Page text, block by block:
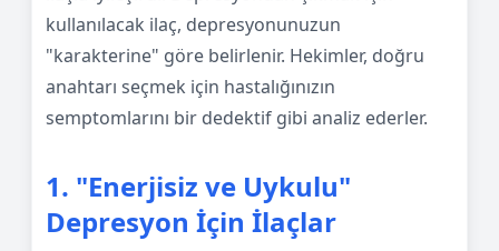
kullanılacak ilaç, depresyonunuzun
"karakterine" göre belirlenir. Hekimler, doğru
anahtarı seçmek için hastalığınızın
semptomlarını bir dedektif gibi analiz ederler.
1. "Enerjisiz ve Uykulu"
Depresyon İçin İlaçlar